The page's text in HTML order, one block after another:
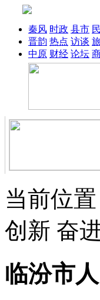
秦风 时政 县市
晋韵 热点 访谈
中原 财经 论坛
当前位
创新 奋
临汾市